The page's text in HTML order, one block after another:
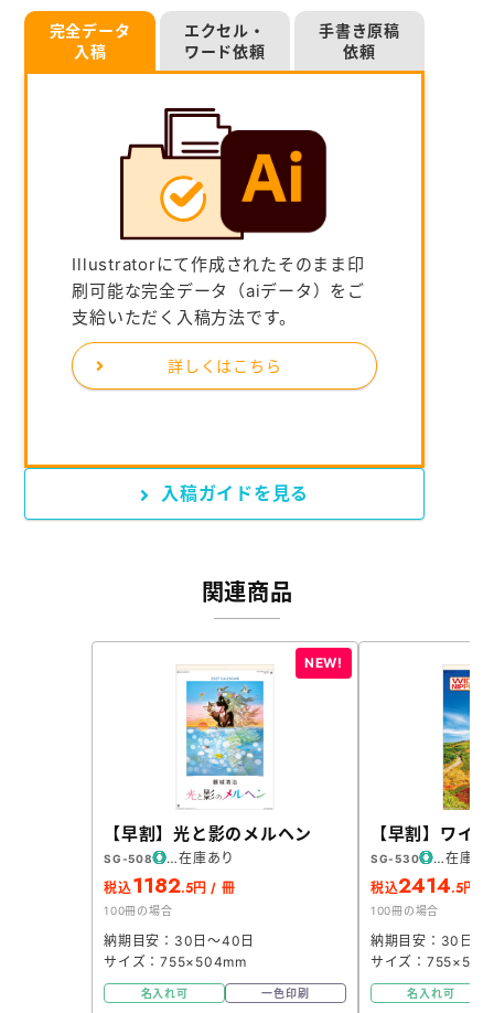
完全データ
入稿
エクセル・
ワード依頼
手書き原稿
依頼
Illustratorにて作成されたそのまま印
刷可能な完全データ（aiデータ）をご
支給いただく入稿方法です。
詳しくはこちら
入稿ガイドを見る
関連商品
【早割】光と影のメルヘン
SG-508
在庫あり
税込1182.5円 / 冊
100冊の場合
納期目安：30日～40日
サイズ：755×504mm
名入れ可 一色印刷
【早割】ワイ
SG-530
在庫あ
税込2414.5円 /
100冊の場合
納期目安：30日～
サイズ：
名入れ可